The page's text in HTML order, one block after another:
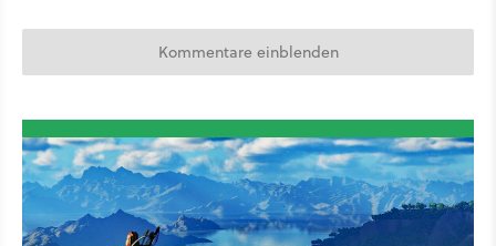
Kommentare einblenden